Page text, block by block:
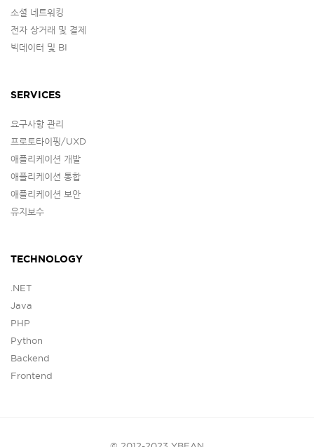
소셜 네트워킹
전자 상거래 및 결제
빅데이터 및 BI
SERVICES
요구사항 관리
프로토타이핑/UXD
애플리케이션 개발
애플리케이션 통합
애플리케이션 보안
유지보수
TECHNOLOGY
.NET
Java
PHP
Python
Backend
Frontend